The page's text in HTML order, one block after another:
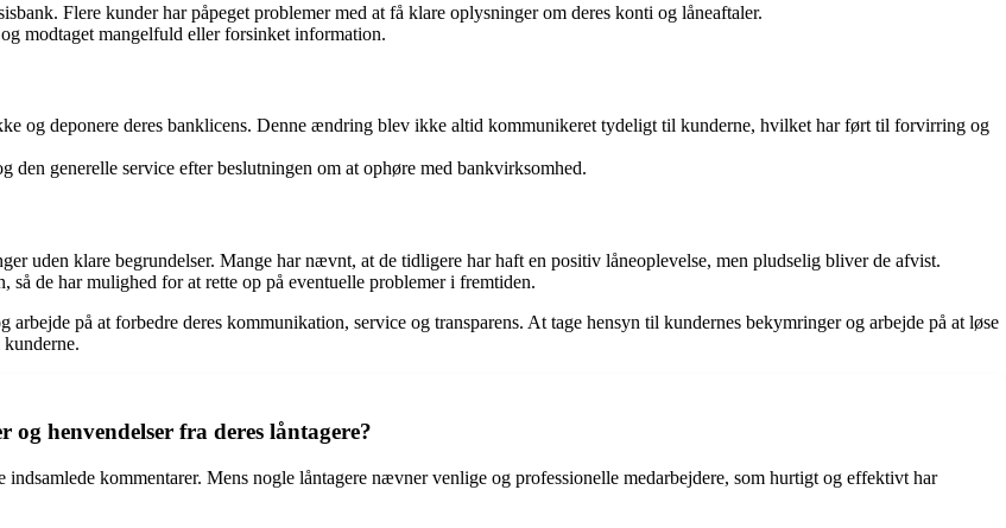
Flere kunder har påpeget problemer med at få klare oplysninger om deres konti og låneaftaler.
modtaget mangelfuld eller forsinket information.
og deponere deres banklicens. Denne ændring blev ikke altid kommunikeret tydeligt til kunderne, hvilket har ført til forvirring og
generelle service efter beslutningen om at ophøre med bankvirksomhed.
uden klare begrundelser. Mange har nævnt, at de tidligere har haft en positiv låneoplevelse, men pludselig bliver de afvist.
de har mulighed for at rette op på eventuelle problemer i fremtiden.
på at forbedre deres kommunikation, service og transparens. At tage hensyn til kundernes bekymringer og arbejde på at løse
henvendelser fra deres låntagere?
kommentarer. Mens nogle låntagere nævner venlige og professionelle medarbejdere, som hurtigt og effektivt har